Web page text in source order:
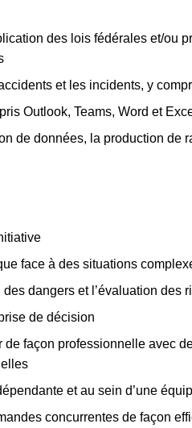
des lois fédérales et/
et les incidents, y
Outlook, Teams, Word et
de données, la production de
face à des situations
dangers et l’évaluation des
de décision
façon professionnelle avec
et au sein d’une
concurrentes de façon